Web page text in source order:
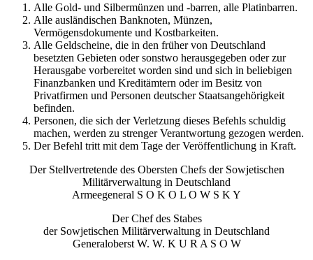
Alle Gold- und Silbermünzen und -barren, alle Platinbarren.
Alle ausländischen Banknoten, Münzen,
Vermögensdokumente und Kostbarkeiten.
Alle Geldscheine, die in den früher von Deutschland
besetzten Gebieten oder sonstwo herausgegeben oder zur
Herausgabe vorbereitet worden sind und sich in beliebigen
Finanzbanken und Kreditämtern oder im Besitz von
Privatfirmen und Personen deutscher Staatsangehörigkeit
befinden.
Personen, die sich der Verletzung dieses Befehls schuldig
machen, werden zu strenger Verantwortung gezogen werden.
Der Befehl tritt mit dem Tage der Veröffentlichung in Kraft.
Der Stellvertretende des Obersten Chefs der Sowjetischen
Militärverwaltung in Deutschland
Armeegeneral S O K O L O W S K Y
Der Chef des Stabes
der Sowjetischen Militärverwaltung in Deutschland
Generaloberst W. W. K U R A S O W